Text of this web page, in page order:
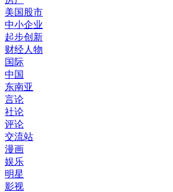
美国股市
中小企业
起步创新
财经人物
国际
中国
东南亚
言论
社论
评论
交流站
漫画
娱乐
明星
影视